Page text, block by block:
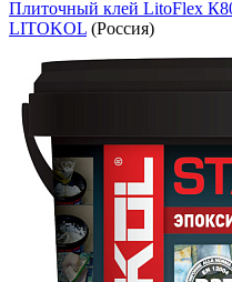
Плиточный клей LitoFlex
LITOKOL (Россия)